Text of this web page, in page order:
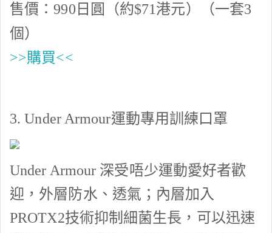
售價：990 日圓（約$71港元）（一套3
個）
>>購買<<
3.Under Armour運動專用訓練口罩
Under Armour 深受唔少運動愛好者歡
迎，外層防水、透氣；內層加入
PROTX2技術抑制細菌生長，可以迅速